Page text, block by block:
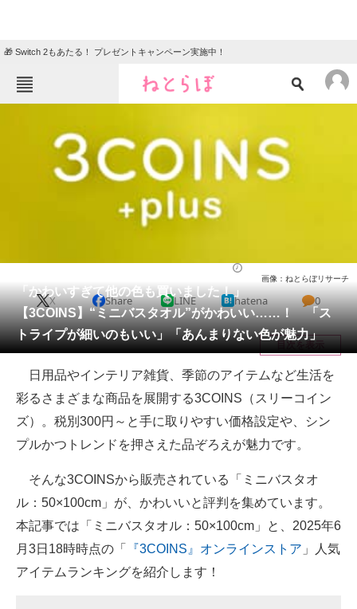
🎁 Switch 2もあたる！ プレゼントキャンペーン実施中！
クイズ
地域
会員記事
メディア
注目記事を集めた総合ページ
ITの今と未来を見通す
スマホと通信の最新トレンド
ビジネスと働き方のヒント
「かわいすぎて他の色も買いました！」
【3COINS】“ミニバスタオル”がかわいい……！ 「ス
トライプが細いのもいい」「あんまりない色が魅力」
画像：ねとらぼリサーチ
X Share LINE hatena 0
目次を表示
日用品やインテリア雑貨、季節のアイテムなど生活を
彩るさまざまな商品を展開する3COINS（スリーコイン
ズ）。税別300円～と手に取りやすい価格設定や、シン
プルかつトレンドを押さえた品ぞろえが魅力です。
そんな3COINSから販売されている「ミニバスタオ
ル：50×100cm」が、かわいいと評判を集めています。
本記事では「ミニバスタオル：50×100cm」と、2025年6
月3日18時時点の「
『3COINS』オンラインストア 」人気
アイテムランキングを紹介します！